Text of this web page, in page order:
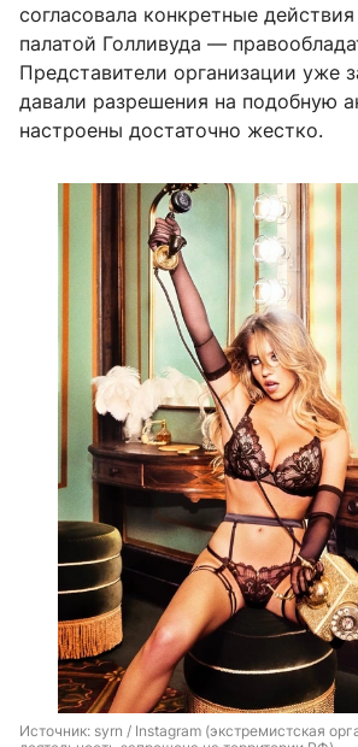
согласовала конкретные
палатой Голливуда —
Представители организации уже
давали разрешения на подобную
настроены достаточно жестко.
Источник: syrn / Instagram (экстремистская